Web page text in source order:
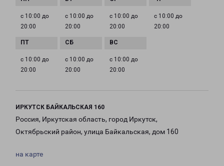
с 10:00 до
20:00
с 10:00 до
20:00
с 10:00 до
20:00
с 10:00 до
20:00
с 10:00 до
20:00
с 10:00 до
20:00
с 10:00 до
20:00
ИРКУТСК БАЙКАЛЬСКАЯ 160
Россия, Иркутская область, город Иркутск,
Октябрьский район, улица Байкальская, дом 160
на карте